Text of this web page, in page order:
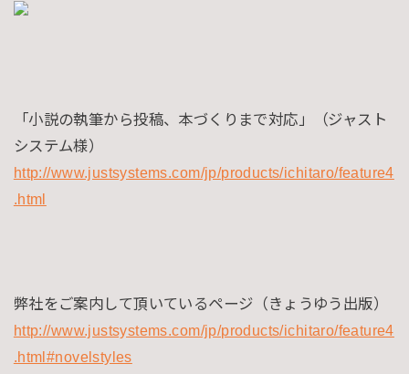
「小説の執筆から投稿、本づくりまで対応」（ジャスト
システム様）
http://www.justsystems.com/jp/products/ichitaro/feature4
.html
弊社をご案内して頂いているページ（きょうゆう出版）
http://www.justsystems.com/jp/products/ichitaro/feature4
.html#novelstyles